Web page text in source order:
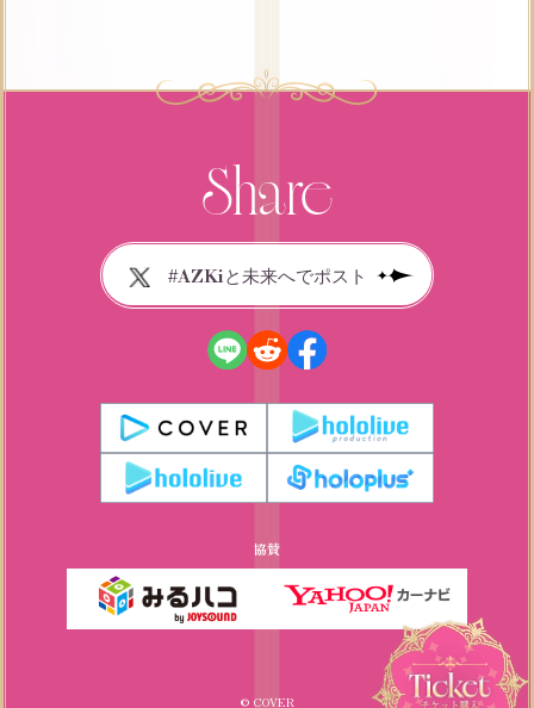
#AZKiと未来へでポスト
協賛
© COVER